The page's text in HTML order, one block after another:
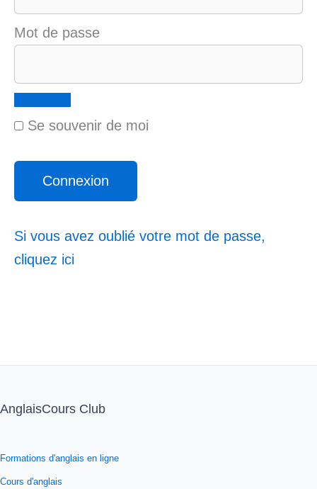
Mot de passe
Se souvenir de moi
Si vous avez oublié votre mot de passe,
cliquez ici
AnglaisCours Club
Formations d'anglais en ligne
Cours d'anglais